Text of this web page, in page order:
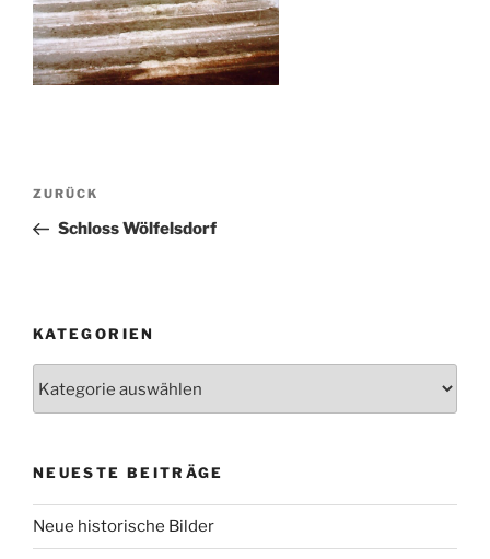
Beitragsnavigation
Vorheriger
Beitrag
ZURÜCK
Schloss Wölfelsdorf
KATEGORIEN
NEUESTE BEITRÄGE
Neue historische Bilder